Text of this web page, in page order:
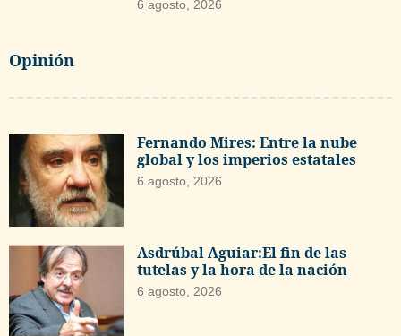
6 agosto, 2026
Opinión
Fernando Mires: Entre la nube
global y los imperios estatales
6 agosto, 2026
Asdrúbal Aguiar:El fin de las
tutelas y la hora de la nación
6 agosto, 2026